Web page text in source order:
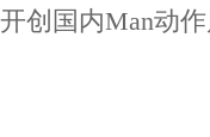
开创国内Man动作